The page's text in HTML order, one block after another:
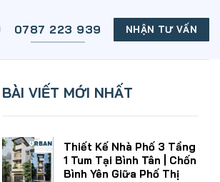
0787 223 939 NHẬN TƯ VẤN
BÀI VIẾT MỚI NHẤT
Thiết Kế Nhà Phố 3 Tầng
1 Tum Tại Bình Tân | Chốn
Bình Yên Giữa Phố Thị